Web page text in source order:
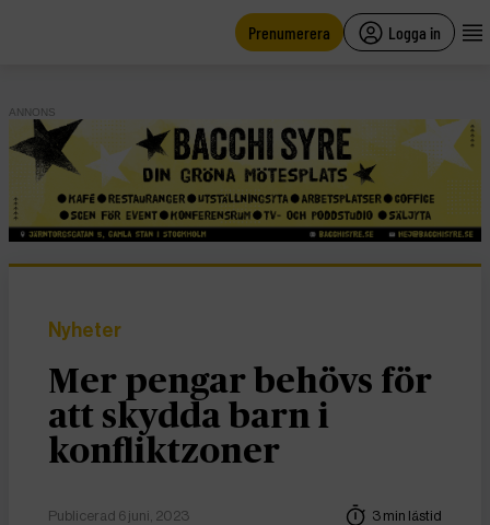
Prenumerera Logga in
ANNONS
Nyheter
Mer pengar behövs för
att skydda barn i
konfliktzoner
Publicerad 6 juni, 2023 3 min lästid